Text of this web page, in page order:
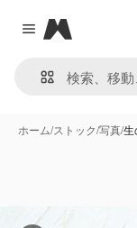
Close menu
Magnific
ホーム/ストック/写真/生